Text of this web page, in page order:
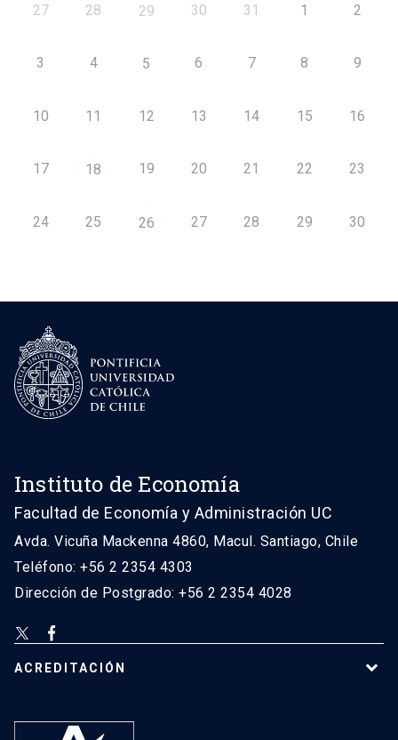
27 28 29 30 31 1 2
3 4 5 6 7 8 9
10 11 12 13 14 15 16
17 18 19 20 21 22 23
24 25 26 27 28 29 30
Instituto de Economía
Facultad de Economía y Administración UC
Avda. Vicuña Mackenna 4860, Macul. Santiago, Chile
Teléfono: +56 2 2354 4303
Dirección de Postgrado: +56 2 2354 4028
ACREDITACIÓN